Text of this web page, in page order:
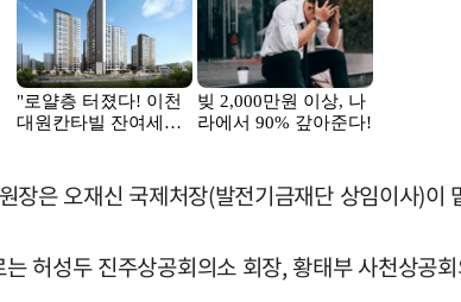
장은 오재신 국제처장(발전기금재단 상임이사)이
허성두 진주상공회의소 회장, 황태부 사천상공